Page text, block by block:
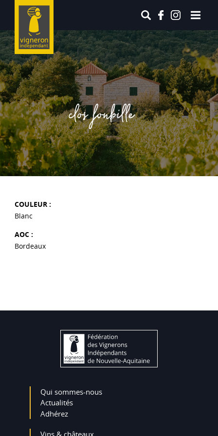
clos fonbille
COULEUR :
Blanc
AOC :
Bordeaux
Qui sommes-nous
Actualités
Adhérez